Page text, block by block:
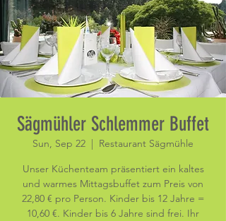
Sägmühler Schlemmer Buffet
Sun, Sep 22
  |
Restaurant Sägmühle
Unser Küchenteam präsentiert ein kaltes
und warmes Mittagsbuffet zum Preis von
22,80 € pro Person. Kinder bis 12 Jahre =
10,60 €. Kinder bis 6 Jahre sind frei. Ihr